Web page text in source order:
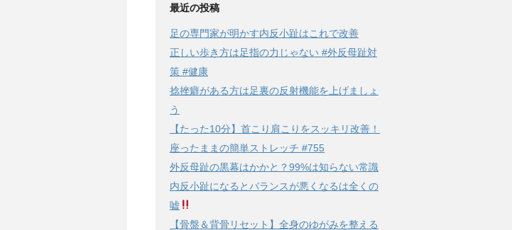
最近の投稿
足の専門家が明かす内反小趾はこれで改善
正しい歩き方は足指の力じゃない #外反母趾対
策 #健康
捻挫癖がある方は足裏の反射機能を上げましょ
う
【たった10分】首こり肩こりをスッキリ改善！
座ったままの簡単ストレッチ #755
外反母趾の黒幕はかかと？99%は知らない常識
内反小趾になるとバランスが悪くなるは全くの
嘘
【骨盤＆背骨リセット】全身のゆがみを整える